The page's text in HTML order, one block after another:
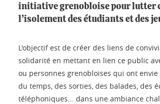
initiative grenobloise pour lutter
l’isolement des étudiants et des
L'objectif est de créer des liens de
solidarité en mettant en lien ce public
ou personnes grenobloises qui ont
du temps, des sorties, des balades, des
téléphoniques... dans une ambiance